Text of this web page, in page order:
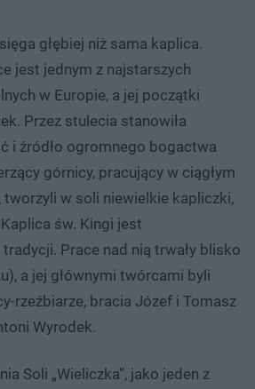
głębiej niż sama kaplica.
jest jednym z najstarszych
w Europie, a jej początki
Przez stulecia stanowiła
i źródło ogromnego bogactwa
górnicy, pracujący w ciągłym
tworzyli w soli niewielkie kapliczki,
św. Kingi jest
Prace nad nią trwały blisko
a jej głównymi twórcami byli
rzeźbiarze, bracia Józef i Tomasz
Wyrodek.
Soli „Wieliczka”, jako jeden z